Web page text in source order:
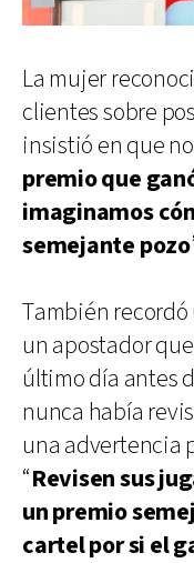
La mujer
clientes sobre
insistió en que
premio que
imaginamos
semejante pozo
También
un apostador
último día antes
nunca había
una advertencia
“Revisen sus
un premio
cartel por si el